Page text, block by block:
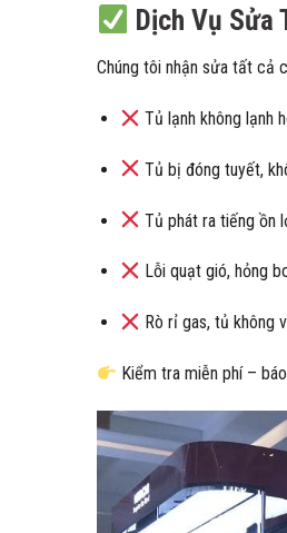
Dịch Vụ Sửa
Chúng tôi nhận sửa tất cả
Tủ lạnh không lạnh
Tủ bị đóng tuyết,
Tủ phát ra tiếng ồn
Lỗi quạt gió, hỏng
Rò rỉ gas, tủ không
Kiểm tra miễn phí –